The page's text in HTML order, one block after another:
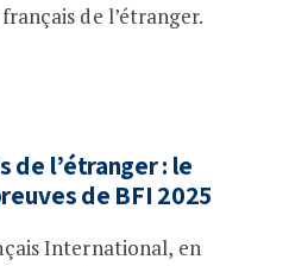
de l’étranger.
de l’étranger : le
de BFI 2025
International, en